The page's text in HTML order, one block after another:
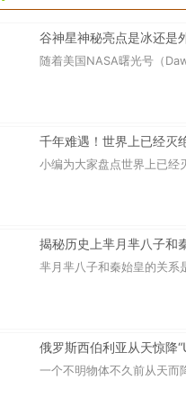
谷神星神秘亮点是冰还是
随着美国NASA曙光号（
千年难遇！世界上已经灭
小编为大家盘点世界上已经
揭秘历史上芈月芈八子和
芈月芈八子和秦始皇的关系
俄罗斯西伯利亚从天惊降
一个不明物体不久前从天而